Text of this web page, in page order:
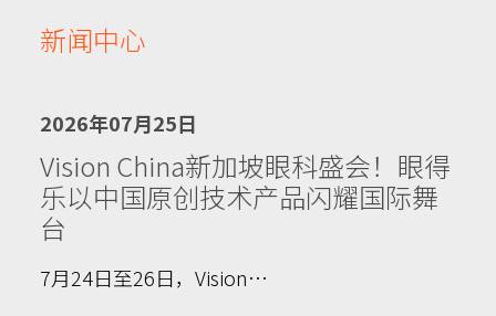
新闻中心
2026年07月25日
Vision China新加坡眼科盛会！眼得
乐以中国原创技术产品闪耀国际舞
台
7月24日至26日，Vision…